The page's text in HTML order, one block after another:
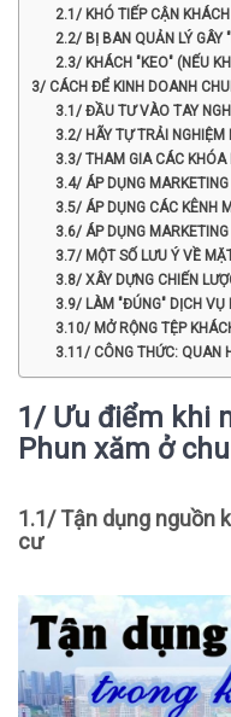
2.1/ KHÓ TIẾP CẬN
2.2/ BỊ BAN QUẢN LÝ GÂY
2.3/ KHÁCH "KEO" (NẾU
3/ CÁCH ĐỂ KINH DOANH
3.1/ ĐẦU TƯ VÀO TAY
3.2/ HÃY TỰ TRẢI NGHIỆM
3.3/ THAM GIA CÁC KHÓA
3.4/ ÁP DỤNG
3.5/ ÁP DỤNG CÁC KÊNH
3.6/ ÁP DỤNG
3.7/ MỘT SỐ LƯU Ý VỀ
3.8/ XÂY DỰNG CHIẾN
3.9/ LÀM "ĐÚNG" DỊCH VỤ
3.10/ MỞ RỘNG TỆP
3.11/ CÔNG THỨC: QUAN
1/ Ưu điểm khi
Phun xăm ở
1.1/ Tận dụng nguồn
cư